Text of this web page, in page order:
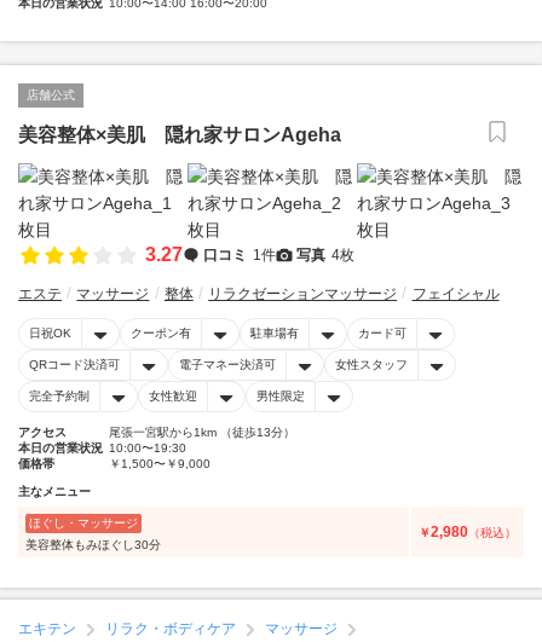
本日の営業状況 10:00〜14:00 16:00〜20:00
店舗公式
美容整体×美肌 隠れ家サロンAgeha
3.27 口コミ 1件 写真 4枚
エステ マッサージ 整体 リラクゼーションマッサージ フェイシャル
日祝OK クーポン有 駐車場有 カード可
QRコード決済可 電子マネー決済可 女性スタッフ
完全予約制 女性歓迎 男性限定
アクセス
尾張一宮駅から1km （徒歩13分）
本日の営業状況 10:00〜19:30
価格帯
￥1,500〜￥9,000
主なメニュー
ほぐし・マッサージ
美容整体もみほぐし30分
￥2,980 （税込）
エキテン リラク・ボディケア
マッサージ